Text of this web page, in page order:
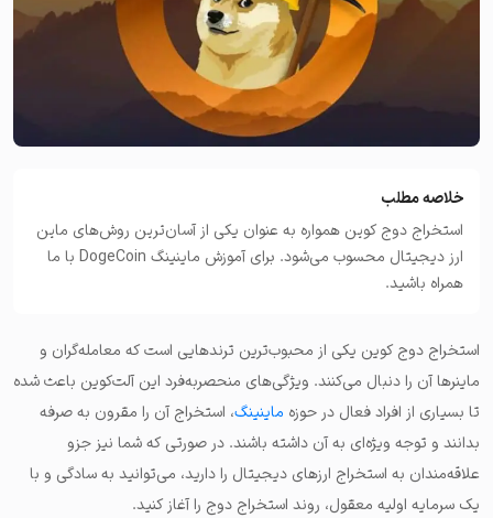
خلاصه مطلب
استخراج دوج کوین همواره به عنوان یکی از آسان‌ترین روش‌های ماین
ارز دیجیتال محسوب می‌شود. برای آموزش ماینینگ DogeCoin با ما
همراه باشید.
استخراج دوج کوین یکی از محبوب‌ترین ترندهایی است که معامله‌گران و
ماینرها آن را دنبال می‌کنند. ویژگی‌های منحصربه‌فرد این آلت‌کوین باعث شده
تا بسیاری از افراد فعال در حوزه ماینینگ، استخراج آن را مقرون به صرفه
بدانند و توجه ویژه‌ای به آن داشته باشند. در صورتی که شما نیز جزو
علاقه‌مندان به استخراج ارزهای دیجیتال را دارید، می‌توانید به سادگی و با
یک سرمایه اولیه معقول، روند استخراج دوج را آغاز کنید.